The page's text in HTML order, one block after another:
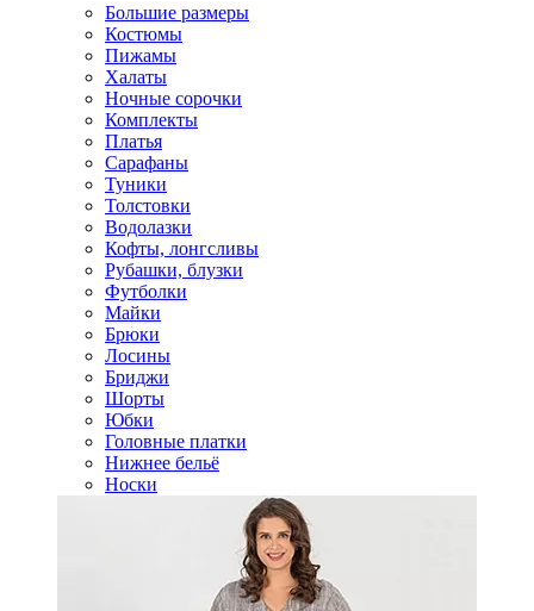
Большие размеры
Костюмы
Пижамы
Халаты
Ночные сорочки
Комплекты
Платья
Сарафаны
Туники
Толстовки
Водолазки
Кофты, лонгсливы
Рубашки, блузки
Футболки
Майки
Брюки
Лосины
Бриджи
Шорты
Юбки
Головные платки
Нижнее бельё
Носки